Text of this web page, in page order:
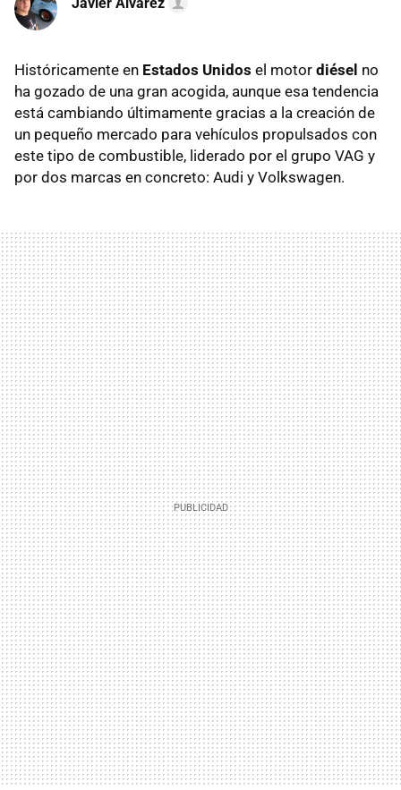
Históricamente en Estados Unidos el motor diésel no
ha gozado de una gran acogida, aunque esa tendencia
está cambiando últimamente gracias a la creación de
un pequeño mercado para vehículos propulsados con
este tipo de combustible, liderado por el grupo VAG y
por dos marcas en concreto: Audi y Volkswagen.